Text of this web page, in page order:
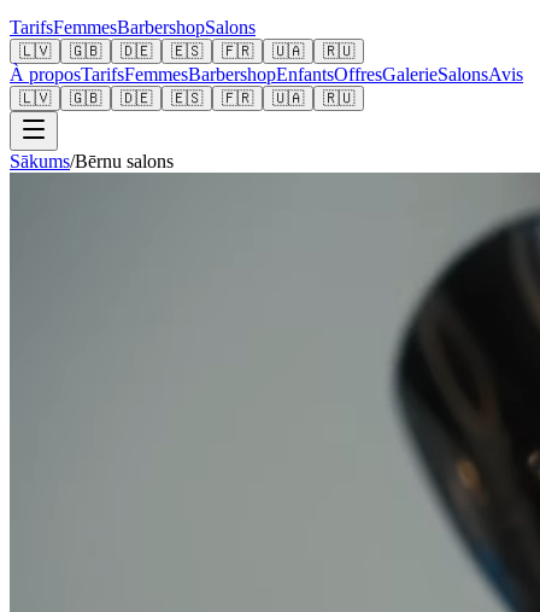
TarifsFemmesBarbershopSalons
🇱🇻 🇬🇧 🇩🇪 🇪🇸 🇫🇷 🇺🇦 🇷🇺
À proposTarifsFemmesBarbershopEnfantsOffresGalerieSalonsAvis
🇱🇻 🇬🇧 🇩🇪 🇪🇸 🇫🇷 🇺🇦 🇷🇺
Sākums/Bērnu salons